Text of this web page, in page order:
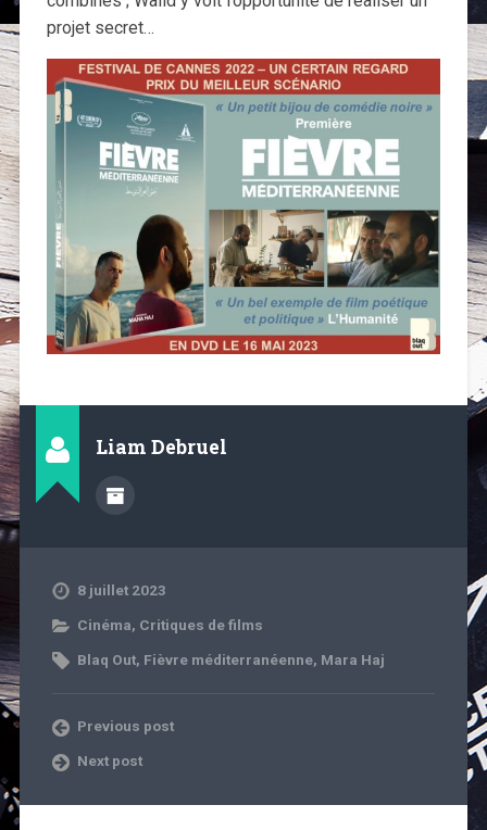
projet secret…
Liam Debruel
8 juillet 2023
Cinéma, Critiques de films
Blaq Out, Fièvre méditerranéenne, Mara Haj
Previous post
Next post